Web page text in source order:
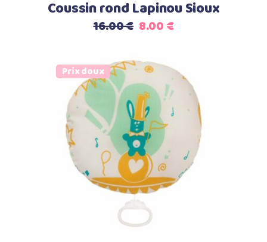
Coussin rond Lapinou Sioux
16.00€ Le
initial
était :
16.00 €.
8.00€Le
est :
8.00 €.
Prix doux
Select options